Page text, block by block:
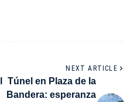
NEXT ARTICLE
Túnel en Plaza de la
Bandera: esperanza